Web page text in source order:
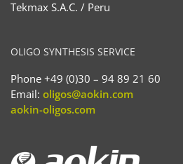
Tekmax S.A.C. / Peru
OLIGO SYNTHESIS SERVICE
Phone +49 (0)30 – 94 89 21 60
Email: oligos@aokin.com
aokin-oligos.com